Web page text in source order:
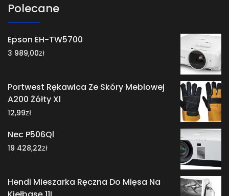
Polecane
Epson EH-TW5700
3 989,00zł
Portwest Rękawica Ze Skóry Meblowej
A200 Żółty Xl
12,99zł
Nec P506Ql
19 428,22zł
Hendi Mieszarka Ręczna Do Mięsa Na